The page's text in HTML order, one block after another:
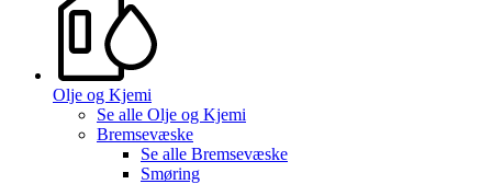
Olje og Kjemi
Se alle Olje og Kjemi
Bremsevæske
Se alle Bremsevæske
Smøring